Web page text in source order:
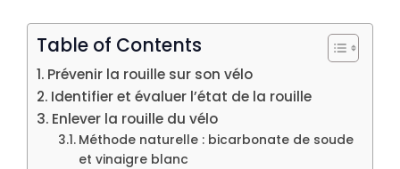
Table of Contents
Prévenir la rouille sur son vélo
Identifier et évaluer l’état de la rouille
Enlever la rouille du vélo
Méthode naturelle : bicarbonate de soude
et vinaigre blanc